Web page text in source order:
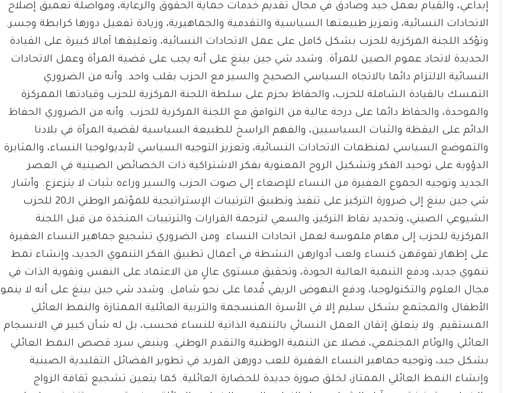
إبداعي، والقيام بعمل جيد وصادق في مجال تقديم خدمات حماية الحقوق والرعاية، ومواصلة تعميق إصلاح
الاتحادات النسائية، وتعزيز طبيعتها السياسية والتقدمية والجماهيرية، وزيادة تفعيل دورها كرابطة وجسر.
وتؤكد اللجنة المركزية للحزب بشكل كامل على عمل الاتحادات النسائية، وتعليقها آمالا كبيرة على القيادة
الجديدة لاتحاد عموم الصين للمرأة. وشدد شي جين بينغ على أنه يجب على قضية المرأة وعمل الاتحادات
النسائية الالتزام دائما بالاتجاه السياسي الصحيح والسير مع الحزب بقلب واحد. وأنه من الضروري
التمسك بالقيادة الشاملة للحزب، والحفاظ بحزم على سلطة اللجنة المركزية للحزب وقيادتها الممركزة
والموحدة، والحفاظ دائما على درجة عالية من التوافق مع اللجنة المركزية للحزب. وأنه من الضروري الحفاظ
الدائم على اليقظة والثبات السياسيين، والفهم الراسخ للطبيعة السياسية لقضية المرأة في بلادنا
والتموضع السياسي لمنظمات الاتحادات النسائية، وتعزيز التوجيه السياسي لأيديولوجيا النساء، والمثابرة
الدؤوبة على توحيد الفكر وتشكيل الروح المعنوية بفكر الاشتراكية ذات الخصائص الصينية في العصر
الجديد وتوجيه الجموع الغفيرة من النساء للإصغاء إلى صوت الحزب والسير وراءه بثبات لا يتزعزع. وأشار
شي جين بينغ إلى ضرورة التركيز على تنفيذ وتطبيق الترتيبات الإستراتيجية للمؤتمر الوطني الـ20 للحزب
الشيوعي الصيني، وتحديد نقاط التركيز، والسعي لترجمة القرارات والترتيبات المتخذة من قبل اللجنة
المركزية للحزب إلى مهام ملموسة لعمل اتحادات النساء. ومن الضروري تشجيع جماهير النساء الغفيرة
على إظهار تفوقهن كنساء ولعب أدوارهن النشطة في أعمال تطبيق الفكر التنموي الجديد، وإنشاء نمط
تنموي جديد، ودفع التنمية العالية الجودة، وتحقيق مستوى عالٍ من الاعتماد على النفس وتقوية الذات في
مجال العلوم والتكنولوجيا، ودفع النهوض الريفي قُدما على نحو شامل. وشدد شي جين بينغ على أنه لا ينمو
الأطفال والمجتمع بشكل سليم إلا في الأسرة المنسجمة والتربية العائلية الممتازة والنمط العائلي
المستقيم. ولا يتعلق إتقان العمل النسائي بالتنمية الذاتية للنساء فحسب، بل له شأن كبير في الانسجام
العائلي والوئام المجتمعي، فضلا عن التنمية الوطنية والتقدم الوطني. وينبغي سرد قصص النمط العائلي
بشكل جيد، وتوجيه جماهير النساء الغفيرة للعب دورهن الفريد في تطوير الفضائل التقليدية الصينية
وإنشاء النمط العائلي الممتاز، لخلق صورة جديدة للحضارة العائلية. كما يتعين تشجيع ثقافة الزواج